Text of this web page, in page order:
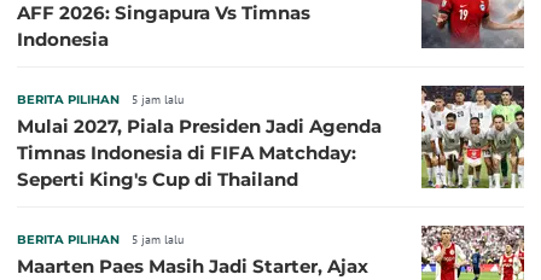
AFF 2026: Singapura Vs Timnas
Indonesia
BERITA PILIHAN 5 jam lalu
Mulai 2027, Piala Presiden Jadi Agenda
Timnas Indonesia di FIFA Matchday:
Seperti King's Cup di Thailand
BERITA PILIHAN 5 jam lalu
Maarten Paes Masih Jadi Starter, Ajax